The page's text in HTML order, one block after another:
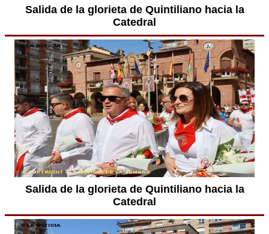
Salida de la glorieta de Quintiliano hacia la
Catedral
Salida de la glorieta de Quintiliano hacia la
Catedral